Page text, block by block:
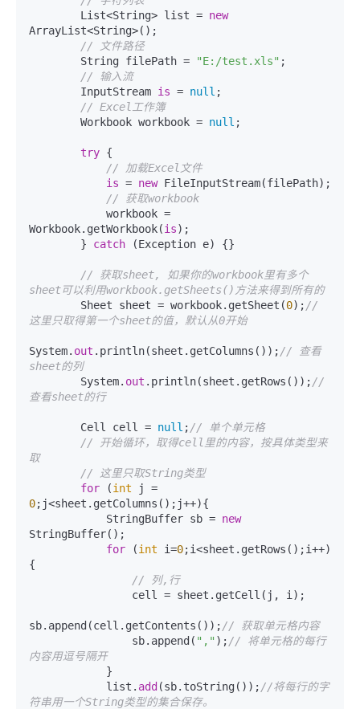
        List<String> list =
new
ArrayList<String>();
// 文件路径
        String filePath =
"E:/test.xls" ;
// 输入流
        InputStream
is = null ;
// Excel工作簿
        Workbook workbook =
null ;
try {
// 加载Excel文件
is = new FileInputStream(filePath);
// 获取workbook
Workbook.getWorkbook(is);
        }
catch (Exception e) {}
// 获取sheet, 如果你的workbook里有多个
sheet可以利用workbook.getSheets()方法来得到所有的
        Sheet sheet = workbook.getSheet(
0); //
这里只取得第一个sheet的值，默认从0开始
System. out .println(sheet.getColumns()); // 查看
sheet的列
        System.
out .println(sheet.getRows()); //
查看sheet的行
        Cell cell =
null ; // 单个单元格
// 开始循环，取得cell里的内容，按具体类型来
取
// 这里只取String类型
for (int
0;j<sheet.getColumns();j++){
            StringBuffer sb =
new
StringBuffer();
for (int i=0;i<sheet.getRows();i++)
{
// 列,行
sb.append(cell.getContents()); // 获取单元格内容
                sb.append(
"," ); // 将单元格的每行
内容用逗号隔开
            list.
add (sb.toString()); //将每行的字
符串用一个String类型的集合保存。